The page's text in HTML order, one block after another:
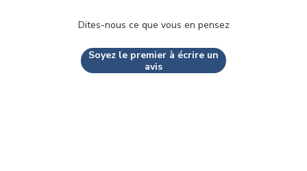
Dites-nous ce que vous en pensez
Soyez le premier à écrire un
avis